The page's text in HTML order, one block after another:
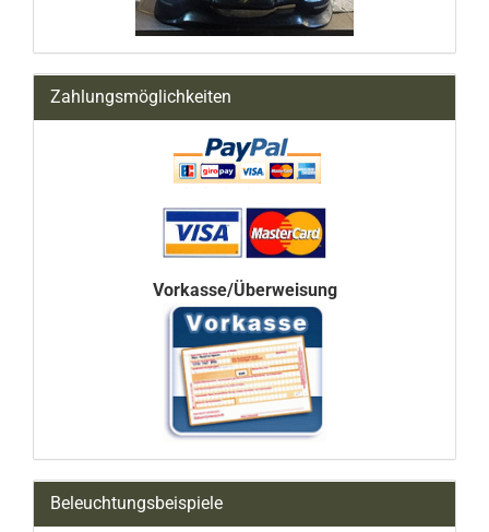
Zahlungsmöglichkeiten
Vorkasse/Überweisung
Beleuchtungsbeispiele